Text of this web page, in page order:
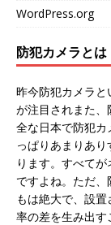
WordPress.org
防犯カメラとは
昨今防犯カメラ
が注目されまた
全な日本で防犯
っぱりあまりあ
ります。すべて
ですよね。ただ
もは絶大で、設
率の差を生み出